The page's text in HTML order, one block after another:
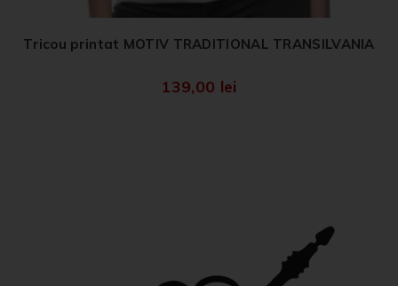
Tricou printat MOTIV TRADITIONAL TRANSILVANIA
139,00 lei